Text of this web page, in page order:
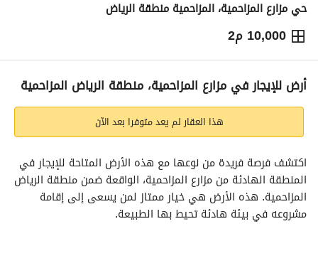
حي مزارع المزاحمية، المزاحمية منطقة الرياض
10,000 م2
⃁
100,000سنوياً
الإعلان الاماكن القريبة
أرض للإيجار في مزارع المزاحمية، منطقة الرياض المزاحمية
هذا العقار لم يعد متوفرا بعد الآن
مشروعه في بيئة هادئة تحيط بها الطبيعة.